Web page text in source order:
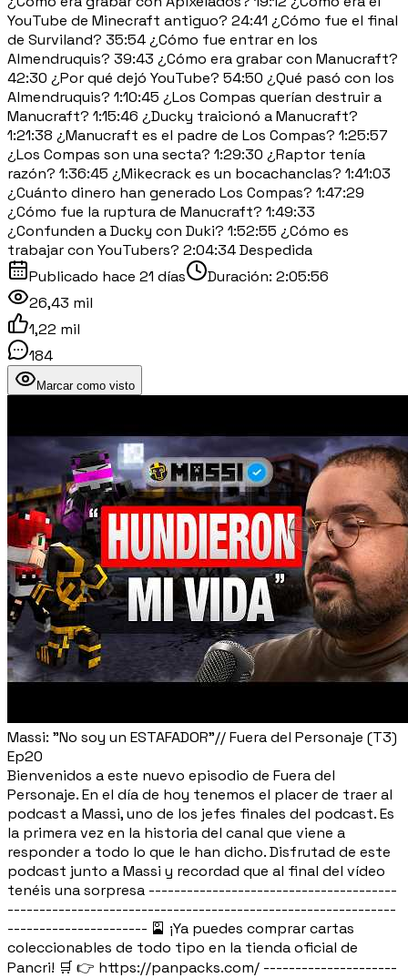
YouTube de Minecraft antiguo? 24:41 ¿Cómo fue el final
de Surviland? 35:54 ¿Cómo fue entrar en los
Almendruquis? 39:43 ¿Cómo era grabar con Manucraft?
42:30 ¿Por qué dejó YouTube? 54:50 ¿Qué pasó con los
Almendruquis? 1:10:45 ¿Los Compas querían destruir a
Manucraft? 1:15:46 ¿Ducky traicionó a Manucraft?
1:21:38 ¿Manucraft es el padre de Los Compas? 1:25:57
¿Los Compas son una secta? 1:29:30 ¿Raptor tenía
razón? 1:36:45 ¿Mikecrack es un bocachanclas? 1:41:03
¿Cuánto dinero han generado Los Compas? 1:47:29
¿Cómo fue la ruptura de Manucraft? 1:49:33
¿Confunden a Ducky con Duki? 1:52:55 ¿Cómo es
trabajar con YouTubers? 2:04:34 Despedida
Publicado hace 21 días Duración: 2:05:56
26,43 mil
1,22 mil
184
Marcar como visto
Massi: "No soy un ESTAFADOR"// Fuera del Personaje (T3)
Ep20
Bienvenidos a este nuevo episodio de Fuera del
Personaje. En el día de hoy tenemos el placer de traer al
podcast a Massi, uno de los jefes finales del podcast. Es
la primera vez en la historia del canal que viene a
responder a todo lo que le han dicho. Disfrutad de este
podcast junto a Massi y recordad que al final del vídeo
tenéis una sorpresa ---------------------------------------
-------------------------------------------------------------
---------------------- 🎴 ¡Ya puedes comprar cartas
coleccionables de todo tipo en la tienda oficial de
Pancri! 🛒 👉 https://panpacks.com/ ---------------------